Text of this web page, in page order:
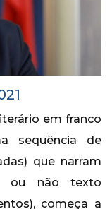
em franco
sequência de
que narram
ou não texto
começa a